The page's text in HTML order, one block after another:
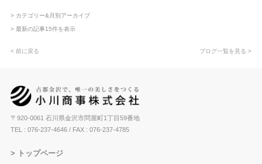
> カテゴリー&月別アーカイブ
> 最新の記事15件を表示
< 前に戻る ブログ一覧を見る >
〒920-0061 石川県金沢市問屋町1丁目59番地
TEL : 076-237-4646/ FAX : 076-237-4785
トップページ